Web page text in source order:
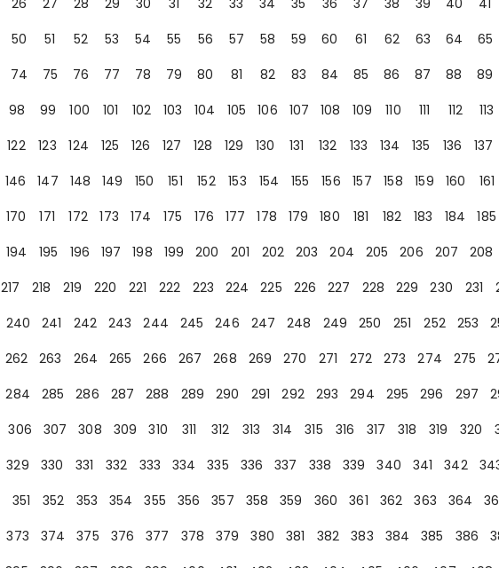
26 27 28 29 30 31 32 33 34 35 36 37 38 39 40 41
50 51 52 53 54 55 56 57 58 59 60 61 62 63 64 65
74 75 76 77 78 79 80 81 82 83 84 85 86 87 88 89
98 99 100 101 102 103 104 105 106 107 108 109 110 111 112 113
122 123 124 125 126 127 128 129 130 131 132 133 134 135 136 137
146 147 148 149 150 151 152 153 154 155 156 157 158 159 160 161
170 171 172 173 174 175 176 177 178 179 180 181 182 183 184 185
194 195 196 197 198 199 200 201 202 203 204 205 206 207 208
217 218 219 220 221 222 223 224 225 226 227 228 229 230 231
240 241 242 243 244 245 246 247 248 249 250 251 252 253
262 263 264 265 266 267 268 269 270 271 272 273 274 275
284 285 286 287 288 289 290 291 292 293 294 295 296 297
306 307 308 309 310 311 312 313 314 315 316 317 318 319 320
329 330 331 332 333 334 335 336 337 338 339 340 341 342
351 352 353 354 355 356 357 358 359 360 361 362 363 364
373 374 375 376 377 378 379 380 381 382 383 384 385 386